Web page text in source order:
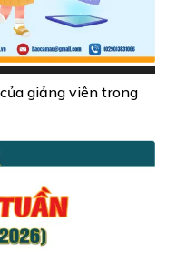
giảng viên trong